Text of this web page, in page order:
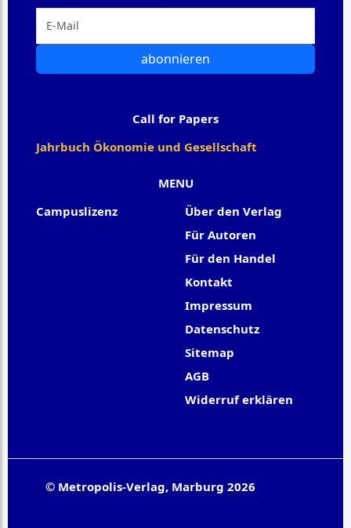
MENU
Campuslizenz
Über den Verlag
Für Autoren
Für den Handel
Kontakt
Impressum
Datenschutz
Sitemap
AGB
Widerruf erklären
abonnieren
Call for Papers
Jahrbuch Ökonomie und Gesellschaft
© Metropolis-Verlag, Marburg 2026